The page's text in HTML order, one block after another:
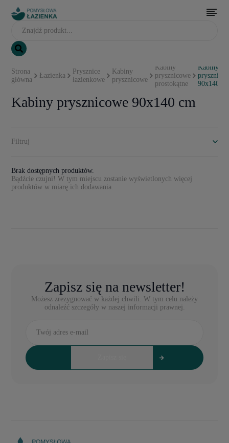
Strona
główna
Łazienka
Prysznice
łazienkowe
Kabiny
prysznicowe
Kabiny
prysznicowe
prostokątne
Kabiny
90x140
Kabiny prysznicowe 90x140 cm
Filtruj
Brak dostępnych produktów.
Bądźcie czujni! W tym miejscu zostanie wyświetlonych więcej
produktów w miarę ich dodawania.
Zapisz się na newsletter!
Możesz zrezygnować w każdej chwili. W tym celu należy
odnaleźć szczegóły w naszej informacji prawnej.